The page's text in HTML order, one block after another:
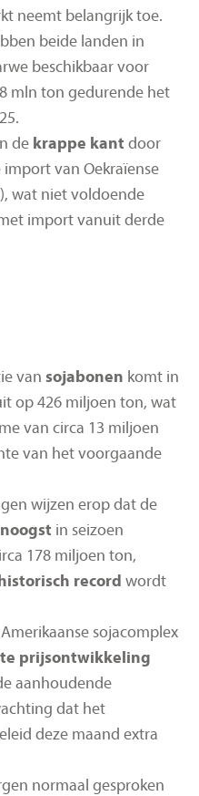
neemt belangrijk toe.
beide landen in
beschikbaar voor
mln ton gedurende het
de krappe kant door
van Oekraïense
wat niet voldoende
import vanuit derde
van sojabonen komt in
op 426 miljoen ton, wat
van circa 13 miljoen
van het voorgaande
wijzen erop dat de
in seizoen
178 miljoen ton,
historisch record wordt
sojacomplex
prijsontwikkeling
aanhoudende
dat het
deze maand extra
normaal gesproken